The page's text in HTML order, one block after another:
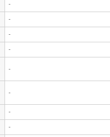
-
-
-
-
-
-
-
-